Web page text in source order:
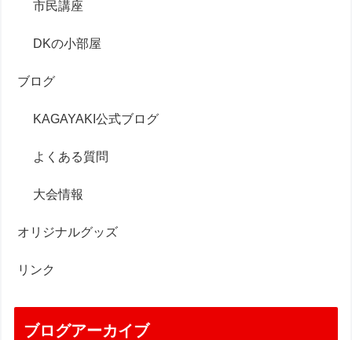
市民講座
DKの小部屋
ブログ
KAGAYAKI公式ブログ
よくある質問
大会情報
オリジナルグッズ
リンク
ブログアーカイブ